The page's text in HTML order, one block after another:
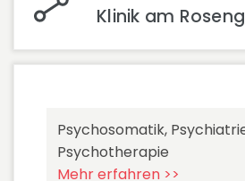
Klinik am
Psychosomatik,
Psychotherapie
Mehr erfahren >>